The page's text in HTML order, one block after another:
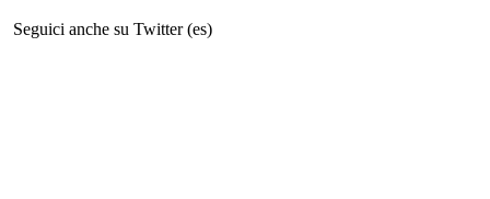
Seguici anche su Twitter (es)